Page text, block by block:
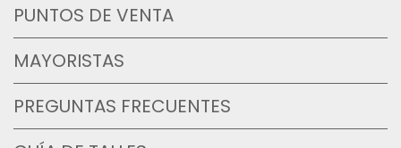
PUNTOS DE VENTA
MAYORISTAS
PREGUNTAS FRECUENTES